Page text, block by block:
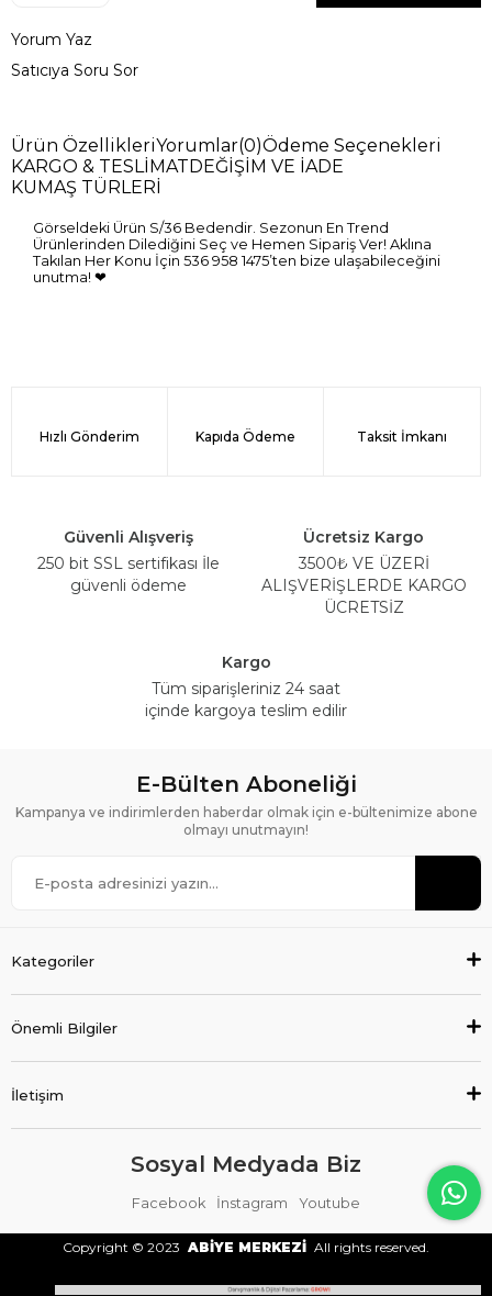
Yorum Yaz
Satıcıya Soru Sor
Ürün ÖzellikleriYorumlar(0)Ödeme Seçenekleri
KARGO & TESLİMATDEĞİŞİM VE İADE
KUMAŞ TÜRLERİ
Görseldeki Ürün S/36 Bedendir. Sezonun En Trend
Ürünlerinden Dilediğini Seç ve Hemen Sipariş Ver! Aklına
Takılan Her Konu İçin 536 958 1475’ten bize ulaşabileceğini
unutma! ❤
Hızlı Gönderim Kapıda Ödeme Taksit İmkanı
Güvenli Alışveriş
250 bit SSL sertifikası İle
güvenli ödeme
Ücretsiz Kargo
3500₺ VE ÜZERİ
ALIŞVERİŞLERDE KARGO
ÜCRETSİZ
Kargo
Tüm siparişleriniz 24 saat
içinde kargoya teslim edilir
E-Bülten Aboneliği
Kampanya ve indirimlerden haberdar olmak için e-bültenimize abone
olmayı unutmayın!
Kategoriler
Önemli Bilgiler
İletişim
Sosyal Medyada Biz
Facebook İnstagram Youtube
Copyright © 2023 ABİYE MERKEZİ All rights reserved.